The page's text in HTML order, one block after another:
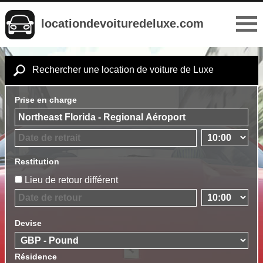
locationdevoituredeluxe.com
Rechercher une location de voiture de Luxe
Prise en charge
Restitution
Lieu de retour différent
Devise
Résidence